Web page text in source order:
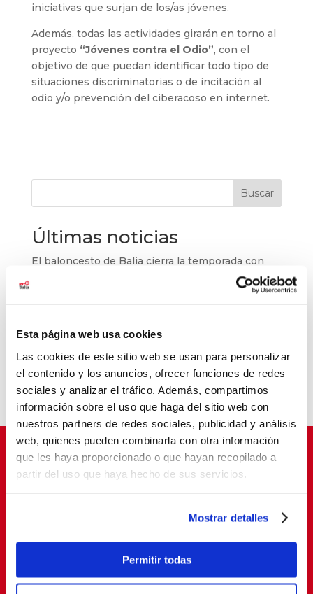
Esta página web usa cookies
Las cookies de este sitio web se usan para personalizar
el contenido y los anuncios, ofrecer funciones de redes
sociales y analizar el tráfico. Además, compartimos
información sobre el uso que haga del sitio web con
nuestros partners de redes sociales, publicidad y análisis
web, quienes pueden combinarla con otra información
que les haya proporcionado o que hayan recopilado a
partir del uso que haya hecho de sus servicios.
Mostrar detalles
Permitir todas
iniciativas que surjan de los/as jóvenes.
Además, todas las actividades girarán en torno al
proyecto “Jóvenes contra el Odio”, con el
objetivo de que puedan identificar todo tipo de
situaciones discriminatorias o de incitación al
odio y/o prevención del ciberacoso en internet.
Buscar
Últimas noticias
El baloncesto de Balia cierra la temporada con
Balia, reconocida como entidad pionera en
“Tardes con Plan”
Un aula que cambia vidas